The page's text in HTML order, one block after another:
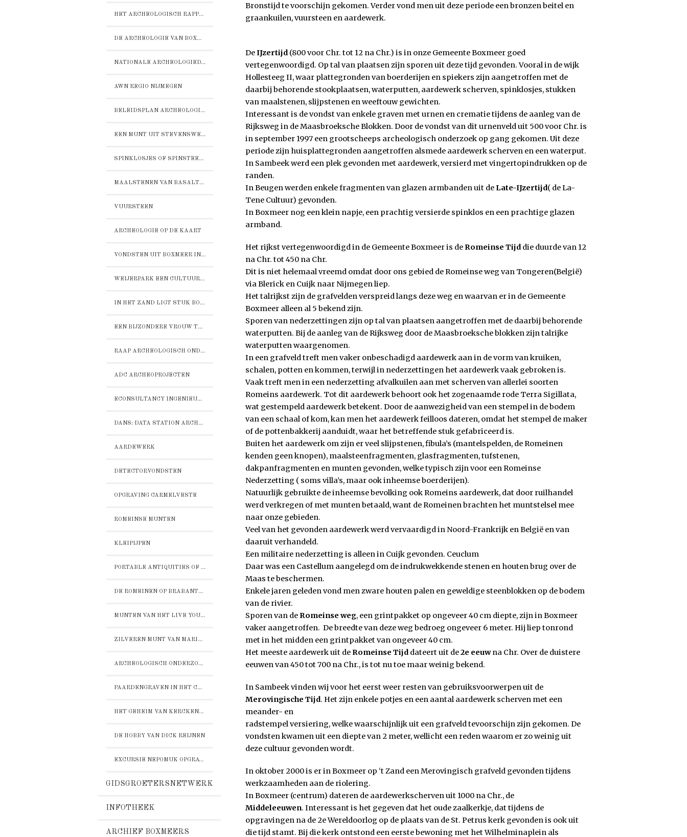
HET ARCHEOLOGISCH RAPPORT STERCKWIJCK
DE ARCHEOLOGIE VAN BOXMEER-STERCKWIJCK:
NATIONALE ARCHEOLOGIEDAGEN 2016
AWN REGIO NIJMEGEN
BELEIDSPLAN ARCHEOLOGIE GEMEENTE BOXMEER
EEN MUNT UIT STEVENSWEERT
SPINKLOSJES OF SPINSTEENTJES
MAALSTENEN VAN BASALTLAVA
VUURSTEEN
ARCHEOLOGIE OP DE KAART
VONDSTEN UIT BOXMEER IN HET RIJKSMUSEUM VOOR OUDHEDN IN LEIDEN
WEIJERPARK EEN CULTUURHISTORISCHE VERKENNING
IN HET ZAND LIGT STUK BOXMEERS VERLEDEN
EEN BIJZONDERE VROUW TE BOXMEER
RAAP ARCHEOLOGISCH ONDERZOEK
ADC ARCHEOPROJECTEN
ECONSULTANCY INGENIEURSBUREAU
DANS: DATA STATION ARCHAEOLOGY
AARDEWERK
DETECTORVONDSTEN
OPGRAVING CARMELVESTE
ROMEINSE MUNTEN
KLEIPIJPEN
PORTABLE ANTIQUITIES OF THE NETHERLANDS - PAN
DE ROMEINEN OP BRABANTS ERFGOED
MUNTEN VAN HET LIVE YOUR LOFT TERREIN IN BOXMEER
ZILVEREN MUNT VAN MARIA VAN BOURGONDIË
ARCHEOLOGISCH ONDERZOEK SYNAGOGE
PAARDENGRAVEN IN HET CENTRUM VAN BOXMEER
HET GEHEIM VAN KERCKENZIGHT
DE HOBBY VAN DICK REIJNEN
EXCURSIE NEPOMUK OPGRAVING NUTRICIA CUIJK DO 6 NOVEMBER 2025
GIDSGROETERSNETWERK
INFOTHEEK
ARCHIEF BOXMEERS
Bronstijd te voorschijn gekomen. Verder vond men uit deze periode een bronzen beitel en
graankuilen, vuursteen en aardewerk.
DeIJzertijd (800 voor Chr. tot 12 na Chr.) is in onze Gemeente Boxmeer goed
vertegenwoordigd. Op tal van plaatsen zijn sporen uit deze tijd gevonden. Vooral in de wijk
Hollesteeg II, waar plattegronden van boerderijen en spiekers zijn aangetroffen met de
daarbij behorende stookplaatsen, waterputten, aardewerk scherven, spinklosjes, stukken
van maalstenen, slijpstenen en weeftouw gewichten.
Interessant is de vondst van enkele graven met urnen en crematie tijdens de aanleg van de
Rijksweg in de Maasbroeksche Blokken. Door de vondst van dit urnenveld uit 500 voor Chr. is
in september 1997 een grootscheeps archeologisch onderzoek op gang gekomen. Uit deze
periode zijn huisplattegronden aangetroffen alsmede aardewerk scherven en een waterput.
In Sambeek werd een plek gevonden met aardewerk, versierd met vingertopindrukken op de
randen.
In Beugen werden enkele fragmenten van glazen armbanden uit deLate-IJzertijd( de La-
Tene Cultuur) gevonden.
In Boxmeer nog een klein napje, een prachtig versierde spinklos en een prachtige glazen
armband.
Het rijkst vertegenwoordigd in de Gemeente Boxmeer is de Romeinse Tijd die duurde van 12
na Chr. tot 450 na Chr.
Dit is niet helemaal vreemd omdat door ons gebied de Romeinse weg van Tongeren(België)
via Blerick en Cuijk naar Nijmegen liep.
Het talrijkst zijn de grafvelden verspreid langs deze weg en waarvan er in de Gemeente
Boxmeer alleen al 5 bekend zijn.
Sporen van nederzettingen zijn op tal van plaatsen aangetroffen met de daarbij behorende
waterputten. Bij de aanleg van de Rijksweg door de Maasbroeksche blokken zijn talrijke
waterputten waargenomen.
In een grafveld treft men vaker onbeschadigd aardewerk aan in de vorm van kruiken,
schalen, potten en kommen, terwijl in nederzettingen het aardewerk vaak gebroken is.
Vaak treft men in een nederzetting afvalkuilen aan met scherven van allerlei soorten
Romeins aardewerk. Tot dit aardewerk behoort ook het zogenaamde rode Terra Sigillata,
wat gestempeld aardewerk betekent. Door de aanwezigheid van een stempel in de bodem
van een schaal of kom, kan men het aardewerk feilloos dateren, omdat het stempel de maker
of de pottenbakkerij aanduidt, waar het betreffende stuk gefabriceerd is.
Buiten het aardewerk om zijn er veel slijpstenen, fibula’s (mantelspelden, de Romeinen
kenden geen knopen), maalsteenfragmenten, glasfragmenten, tufstenen,
dakpanfragmenten en munten gevonden, welke typisch zijn voor een Romeinse
Nederzetting ( soms villa’s, maar ook inheemse boerderijen).
Natuurlijk gebruikte de inheemse bevolking ook Romeins aardewerk, dat door ruilhandel
werd verkregen of met munten betaald, want de Romeinen brachten het muntstelsel mee
naar onze gebieden.
Veel van het gevonden aardewerk werd vervaardigd in Noord-Frankrijk en België en van
daaruit verhandeld.
Een militaire nederzetting is alleen in Cuijk gevonden. Ceuclum
Daar was een Castellum aangelegd om de indrukwekkende stenen en houten brug over de
Maas te beschermen.
Enkele jaren geleden vond men zware houten palen en geweldige steenblokken op de bodem
van de rivier.
Sporen van de Romeinse weg, een grintpakket op ongeveer 40 cm diepte, zijn in Boxmeer
vaker aangetroffen. De breedte van deze weg bedroeg ongeveer 6 meter. Hij liep tonrond
met in het midden een grintpakket van ongeveer 40 cm.
Het meeste aardewerk uit de Romeinse Tijd dateert uit de2e eeuwna Chr. Over de duistere
eeuwen van 450 tot 700 na Chr., is tot nu toe maar weinig bekend.
In Sambeek vinden wij voor het eerst weer resten van gebruiksvoorwerpen uit de
Merovingische Tijd. Het zijn enkele potjes en een aantal aardewerk scherven met een
meander- en
radstempel versiering, welke waarschijnlijk uit een grafveld tevoorschijn zijn gekomen. De
vondsten kwamen uit een diepte van 2 meter, wellicht een reden waarom er zo weinig uit
deze cultuur gevonden wordt.
In oktober 2000 is er in Boxmeer op ‘t Zand een Merovingisch grafveld gevonden tijdens
werkzaamheden aan de riolering.
In Boxmeer (centrum) dateren de aardewerkscherven uit 1000 na Chr., de
Middeleeuwen. Interessant is het gegeven dat het oude zaalkerkje, dat tijdens de
opgravingen na de 2e Wereldoorlog op de plaats van de St. Petrus kerk gevonden is ook uit
die tijd stamt. Bij die kerk ontstond een eerste bewoning met het Wilhelminaplein als